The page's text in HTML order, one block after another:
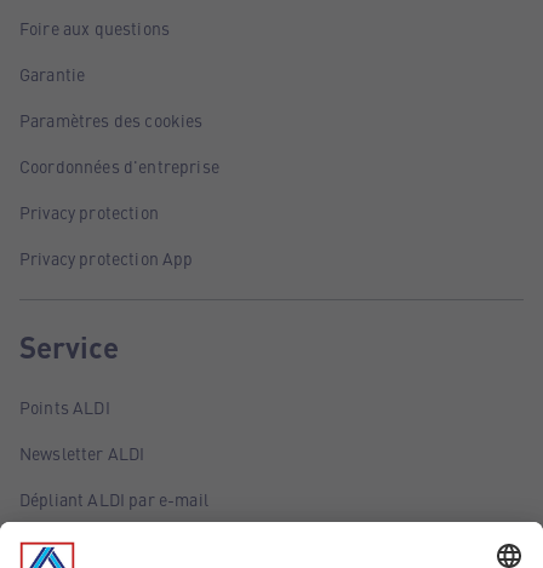
Foire aux questions
Garantie
Paramètres des cookies
Coordonnées d'entreprise
Privacy protection
Privacy protection App
Service
Points ALDI
Newsletter ALDI
Dépliant ALDI par e-mail
Offres